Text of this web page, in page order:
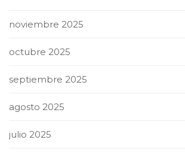
noviembre 2025
octubre 2025
septiembre 2025
agosto 2025
julio 2025